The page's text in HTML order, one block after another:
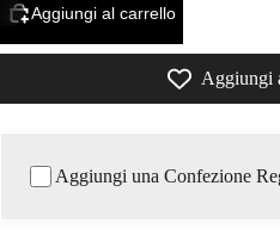
3 Aggiungi al carrello
Aggiungi
Aggiungi una Confezione